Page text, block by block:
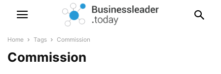
Home Tags Commission
Commission